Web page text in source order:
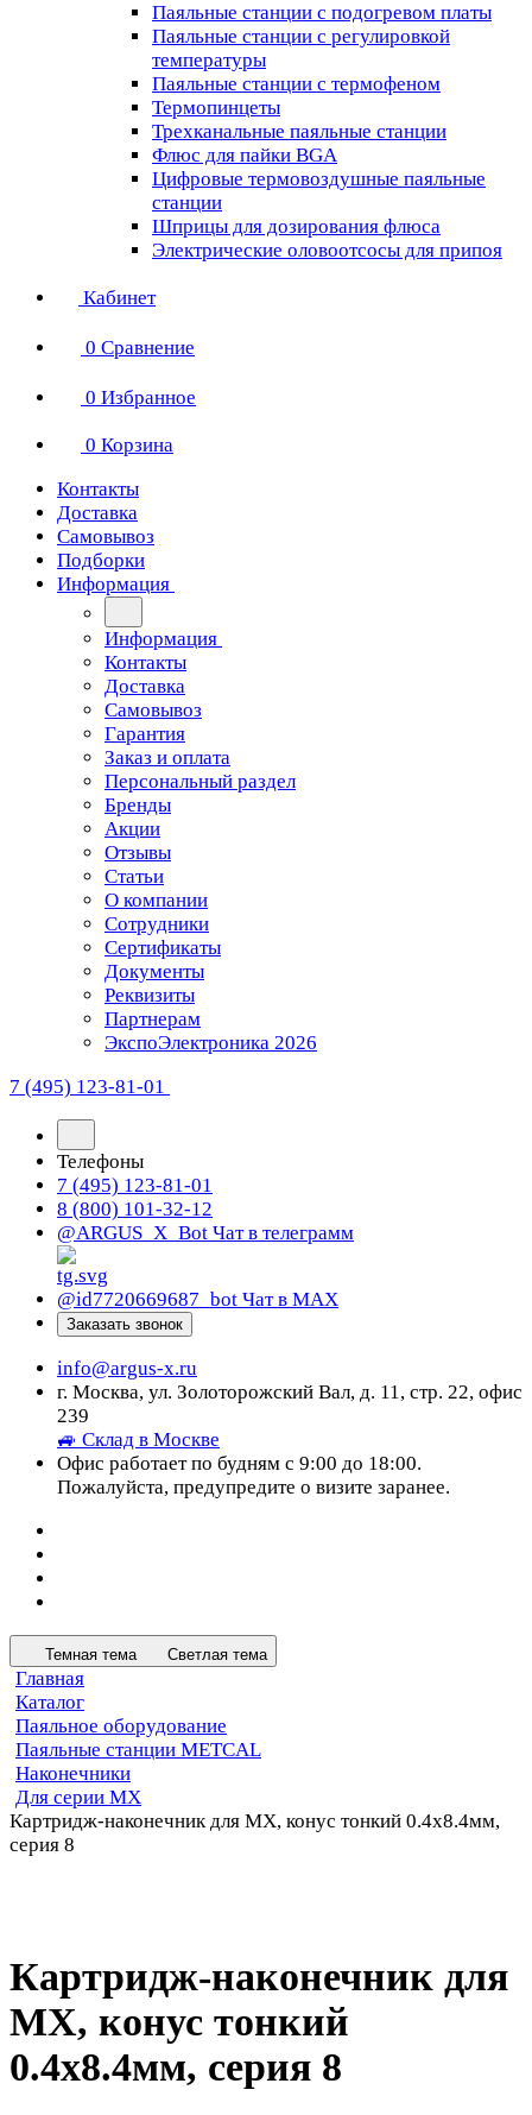
Паяльные станции с подогревом платы
Паяльные станции с регулировкой
температуры
Паяльные станции с термофеном
Термопинцеты
Трехканальные паяльные станции
Флюс для пайки BGA
Цифровые термовоздушные паяльные
станции
Шприцы для дозирования флюса
Электрические оловоотсосы для припоя
Кабинет
0 Сравнение
0 Избранное
0 Корзина
Контакты
Доставка
Самовывоз
Подборки
Информация
Информация
Контакты
Доставка
Самовывоз
Гарантия
Заказ и оплата
Персональный раздел
Бренды
Акции
Отзывы
Статьи
О компании
Сотрудники
Сертификаты
Документы
Реквизиты
Партнерам
ЭкспоЭлектроника 2026
7 (495) 123-81-01
Телефоны
7 (495) 123-81-01
8 (800) 101-32-12
@ARGUS_X_Bot Чат в телеграмм
@id7720669687_bot Чат в МАХ
Заказать звонок
info@argus-x.ru
г. Москва, ул. Золоторожский Вал, д. 11, стр. 22, офис
239
🚙 Склад в Москве
Офис работает по будням с 9:00 до 18:00.
Пожалуйста, предупредите о визите заранее.
Темная тема Светлая тема
Главная
Каталог
Паяльное оборудование
Паяльные станции METCAL
Наконечники
Для серии MX
Картридж-наконечник для MX, конус тонкий 0.4х8.4мм,
серия 8
Картридж-наконечник для
MX, конус тонкий
0.4х8.4мм, серия 8